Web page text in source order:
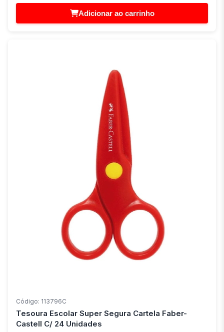
Adicionar ao carrinho
Código: 113796C
Tesoura Escolar Super Segura Cartela Faber-
Castell C/ 24 Unidades